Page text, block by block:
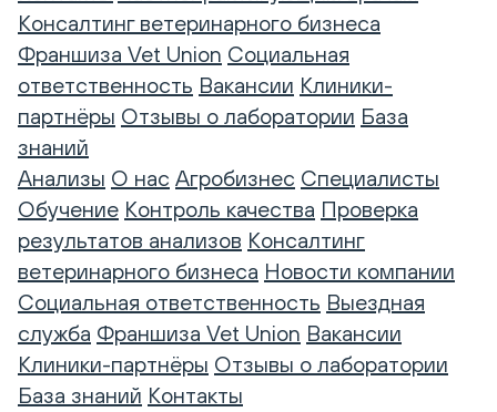
Консалтинг ветеринарного бизнеса
Франшиза Vet Union Социальная
ответственность Вакансии Клиники-
партнёры Отзывы о лаборатории База
знаний
Анализы О нас Агробизнес Специалисты
Обучение Контроль качества Проверка
результатов анализов Консалтинг
ветеринарного бизнеса Новости компании
Социальная ответственность Выездная
служба Франшиза Vet Union Вакансии
Клиники-партнёры Отзывы о лаборатории
База знаний Контакты